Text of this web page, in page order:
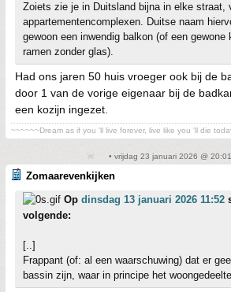
Zoiets zie je in Duitsland bijna in elke straat,
appartementencomplexen. Duitse naam
gewoon een inwendig balkon (of een gewone
ramen zonder glas).
Had ons jaren 50 huis vroeger ook bij de
door 1 van de vorige eigenaar bij de
een kozijn ingezet.
~~~~~~Dream as if you 'll live forever, live like you 'll die
• vrijdag 23 januari 2026 @
Zomaarevenkijken
Op dinsdag 13 januari 2026 11:52
volgende:
[..]
Frappant (of: al een waarschuwing) dat er
bassin zijn, waar in principe het